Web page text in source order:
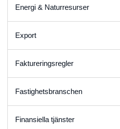
Energi & Naturresurser
Export
Faktureringsregler
Fastighetsbranschen
Finansiella tjänster